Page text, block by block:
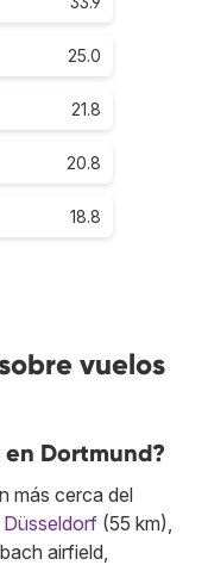
25.0
21.8
20.8
18.8
vuelos
Dortmund?
más cerca del
Düsseldorf (55 km),
airfield,